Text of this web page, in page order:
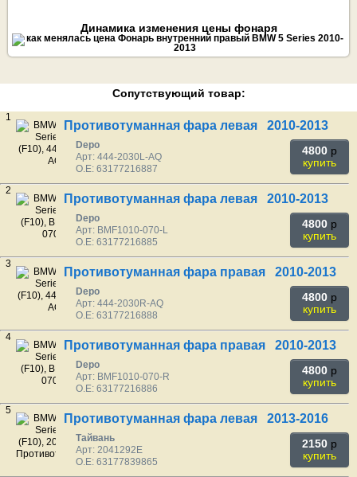
Динамика изменения цены фонаря
Сопутствующий товар:
1
Противотуманная фара левая 2010-2013
Depo
Арт: 444-2030L-AQ
O.E: 63177216887
4800 p
купить
2
Противотуманная фара левая 2010-2013
Depo
Арт: BMF1010-070-L
O.E: 63177216885
4800 p
купить
3
Противотуманная фара правая 2010-2013
Depo
Арт: 444-2030R-AQ
O.E: 63177216888
4800 p
купить
4
Противотуманная фара правая 2010-2013
Depo
Арт: BMF1010-070-R
O.E: 63177216886
4800 p
купить
5
Противотуманная фара левая 2013-2016
Тайвань
Арт: 2041292E
O.E: 63177839865
2150 p
купить